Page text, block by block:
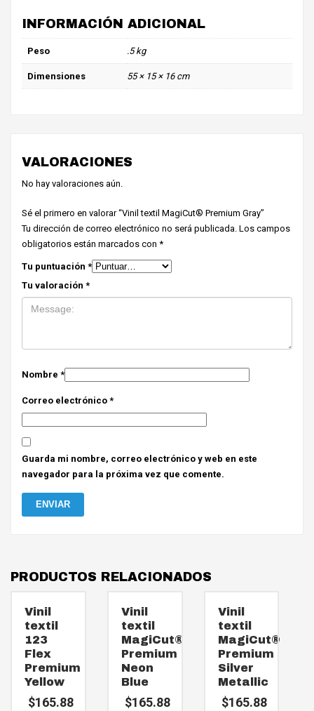
INFORMACIÓN ADICIONAL
Peso .5 kg
Dimensiones 55 × 15 × 16 cm
VALORACIONES
No hay valoraciones aún.
Sé el primero en valorar “Vinil textil MagiCut® Premium Gray”
Tu dirección de correo electrónico no será publicada. Los campos
obligatorios están marcados con *
Tu puntuación *
Tu valoración *
Nombre *
Correo electrónico *
Guarda mi nombre, correo electrónico y web en este
navegador para la próxima vez que comente.
PRODUCTOS RELACIONADOS
Vinil
textil
123
Flex
Premium
Yellow
$165.88
Vinil
textil
MagiCut®
Premium
Neon
Blue
$165.88
Vinil
textil
MagiCut®
Premium
Silver
Metallic
$165.88